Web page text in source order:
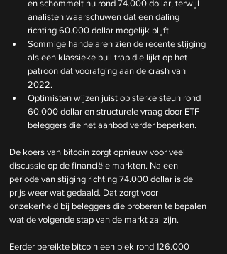
en schommelt nu rond 74.000 dollar, terwijl
analisten waarschuwen dat een daling
richting 60.000 dollar mogelijk blijft.
Sommige handelaren zien de recente stijging
als een klassieke bull trap die lijkt op het
patroon dat voorafging aan de crash van
2022.
Optimisten wijzen juist op sterke steun rond
60.000 dollar en structurele vraag door ETF
beleggers die het aanbod verder beperken.
De koers van bitcoin zorgt opnieuw voor veel
discussie op de financiële markten. Na een
periode van stijging richting 74.000 dollar is de
prijs weer wat gedaald. Dat zorgt voor
onzekerheid bij beleggers die proberen te bepalen
wat de volgende stap van de markt zal zijn.
Eerder bereikte bitcoin een piek rond 126.000